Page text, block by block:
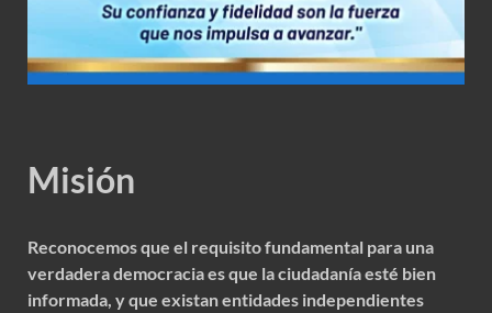
Misión
Reconocemos que el requisito fundamental para una
verdadera democracia es que la ciudadanía esté bien
informada, y que existan entidades independientes